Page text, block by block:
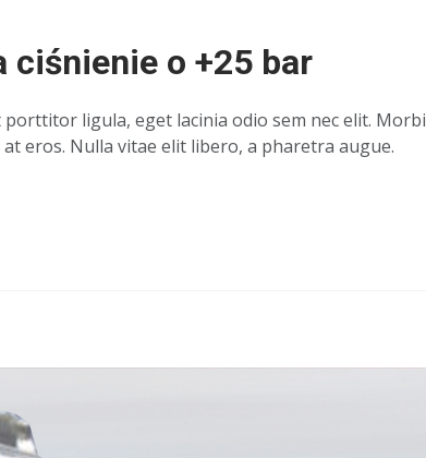
ciśnienie o +25 bar
ligula, eget lacinia odio sem nec elit. Morbi
eros. Nulla vitae elit libero, a pharetra augue.